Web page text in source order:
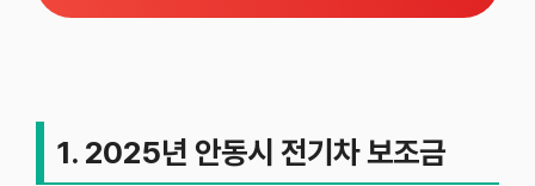
1. 2025년 안동시 전기차 보조금